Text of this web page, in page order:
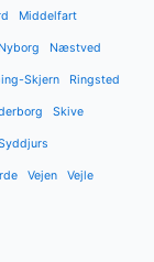
Middelfart
Nyborg Næstved
Skjern Ringsted
Skive
Vejen Vejle